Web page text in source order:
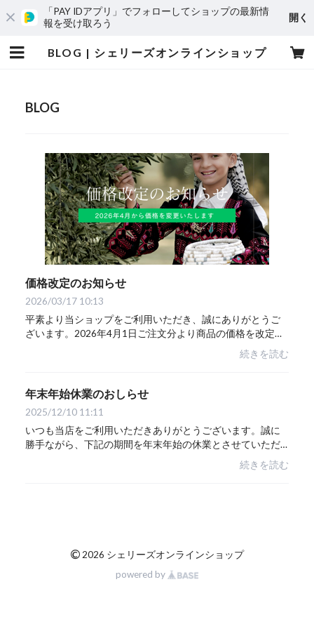
「PAY IDアプリ」でフォローしてショップの最新情
報を受け取ろう
開く
BLOG | シェリーズオンラインショップ
BLOG
価格改定のお知らせ
2026/03/17 10:13
平素より当ショップをご利用いただき、誠にありがとうご
ざいます。2026年4月1日ご注文分より商品の価格を改定さ
せていただくこととなりました。これまで価格維持に努め
続きを読む
年末年始休業のおしらせ
2025/12/10 11:11
いつも当店をご利用いただきありがとうございます。誠に
勝手ながら、下記の期間を年末年始の休業とさせていただ
きます。■ 最終受付日：2025年12月25日（水）※12/25ま
続きを読む
© 2026 シェリーズオンラインショップ
powered by